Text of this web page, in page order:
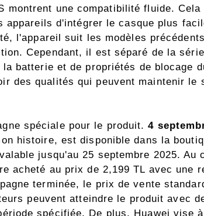
montrent une compatibilité fluide. Cela
appareils d'intégrer le casque plus
l'appareil suit les modèles
Cependant, il est séparé de la
batterie et de propriétés de blocage
des qualités qui peuvent maintenir le
spéciale pour le produit.4
histoire, est disponible dans la
jusqu'au 25 septembre 2025. Au
acheté au prix de 2,199 TL avec une
terminée, le prix de vente
peuvent atteindre le produit avec
spécifiée. De plus, Huawei vise